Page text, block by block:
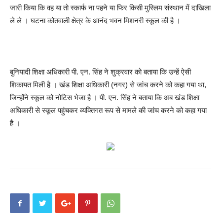
जारी किया कि वह या तो स्कार्फ ना पहने या फिर किसी मुस्लिम संस्थान में दाखिला
ले ले । घटना कोतवाली क्षेत्र के आनंद भवन मिशनरी स्कूल की है ।
बुनियादी शिक्षा अधिकारी पी. एन. सिंह ने शुक्रवार को बताया कि उन्हें ऐसी
शिकायत मिली है । खंड शिक्षा अधिकारी (नगर) से जांच करने को कहा गया था,
जिन्होंने स्कूल को नोटिस भेजा है । पी. एन. सिंह ने बताया कि अब खंड शिक्षा
अधिकारी से स्कूल पहुंचकर व्यक्तिगत रूप से मामले की जांच करने को कहा गया
है ।